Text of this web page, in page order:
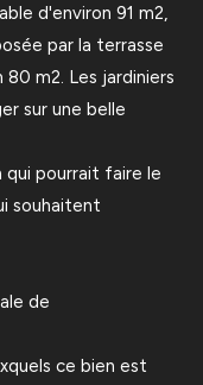
d'environ 91 m2,
par la terrasse
m2. Les jardiniers
sur une belle
pourrait faire le
souhaitent
de
ce bien est